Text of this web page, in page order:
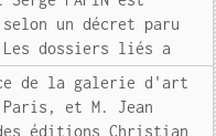
un décret paru
dossiers liés a
de la galerie d'art
et M. Jean
éditions Christian